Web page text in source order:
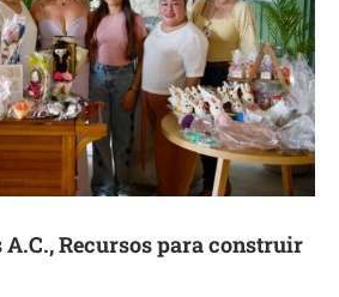
Recursos para construir